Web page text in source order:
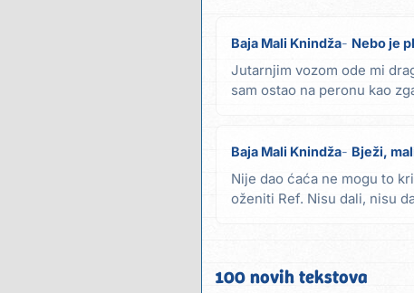
Baja Mali Knindža Nebo je
Jutarnjim vozom ode mi
sam ostao na peronu kao
Baja Mali Knindža Bježi,
Nije dao ćaća ne mogu to
oženiti Ref. Nisu dali, nisu
100 novih tekstova